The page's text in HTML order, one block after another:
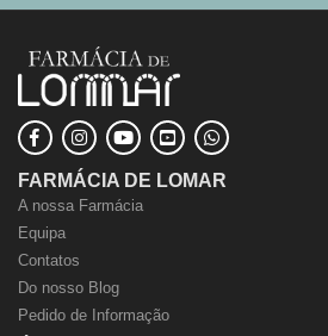
FARMÁCIA DE LOMAR
A nossa Farmácia
Equipa
Contatos
Do nosso Blog
Pedido de Informação